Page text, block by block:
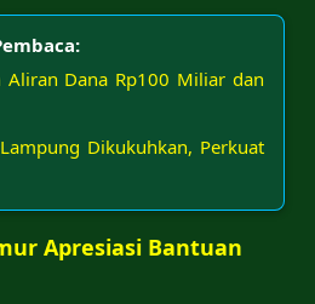
Aliran Dana Rp100 Miliar dan
Dikukuhkan, Perkuat
Apresiasi Bantuan